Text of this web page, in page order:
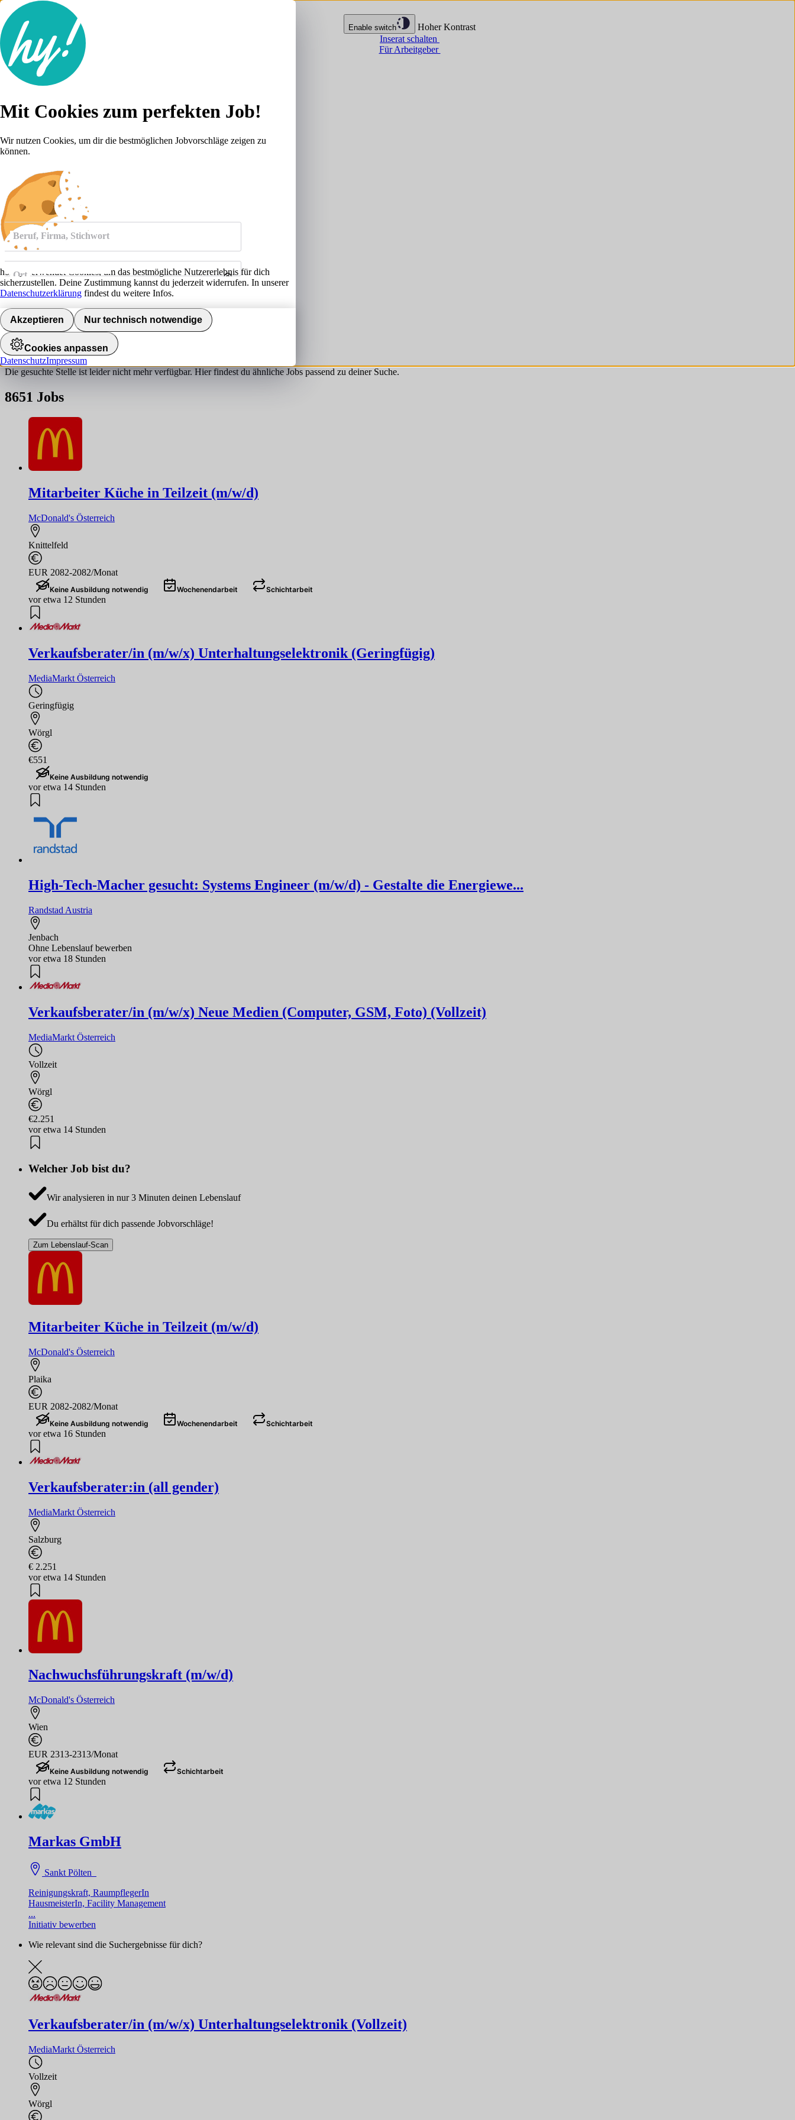
Enable switch
Hoher Kontrast
Inserat schalten
Für Arbeitgeber
Lebenslauf
Karriere-Tipps
Anmelden
Beruf, Firma, Stichwort
Ort
Umkreis
Jobs finden
Job nicht gefunden!
Die gesuchte Stelle ist leider nicht mehr verfügbar. Hier findest du ähnliche Jobs passend zu deiner Suche.
8651 Jobs
Mitarbeiter Küche in Teilzeit (m/w/d)
McDonald's Österreich
Knittelfeld
EUR 2082-2082/Monat
Keine Ausbildung notwendig Wochenendarbeit Schichtarbeit
vor etwa 12 Stunden
Verkaufsberater/in (m/w/x) Unterhaltungselektronik (Geringfügig)
MediaMarkt Österreich
Geringfügig
Wörgl
€551
Keine Ausbildung notwendig
vor etwa 14 Stunden
High-Tech-Macher gesucht: Systems Engineer (m/w/d) - Gestalte die Energiewe...
Randstad Austria
Jenbach
Ohne Lebenslauf bewerben
vor etwa 18 Stunden
Verkaufsberater/in (m/w/x) Neue Medien (Computer, GSM, Foto) (Vollzeit)
MediaMarkt Österreich
Vollzeit
Wörgl
€2.251
vor etwa 14 Stunden
Welcher Job bist du?
Wir analysieren in nur 3 Minuten deinen Lebenslauf
Du erhältst für dich passende Jobvorschläge!
Zum Lebenslauf-Scan
Mitarbeiter Küche in Teilzeit (m/w/d)
McDonald's Österreich
Plaika
EUR 2082-2082/Monat
Keine Ausbildung notwendig Wochenendarbeit Schichtarbeit
vor etwa 16 Stunden
Verkaufsberater:in (all gender)
MediaMarkt Österreich
Salzburg
€ 2.251
vor etwa 14 Stunden
Nachwuchsführungskraft (m/w/d)
McDonald's Österreich
Wien
EUR 2313-2313/Monat
Keine Ausbildung notwendig Schichtarbeit
vor etwa 12 Stunden
Markas GmbH
Sankt Pölten
Reinigungskraft, RaumpflegerIn
HausmeisterIn, Facility Management
...
Initiativ bewerben
Wie relevant sind die Suchergebnisse für dich?
Verkaufsberater/in (m/w/x) Unterhaltungselektronik (Vollzeit)
MediaMarkt Österreich
Vollzeit
Wörgl
Mit Cookies zum perfekten Job!
Wir nutzen Cookies, um dir die bestmöglichen Jobvorschläge zeigen zu
können.
hokify verwendet Cookies, um das bestmögliche Nutzererlebnis für dich
sicherzustellen. Deine Zustimmung kannst du jederzeit widerrufen. In unserer
Datenschutzerklärung findest du weitere Infos.
Akzeptieren Nur technisch notwendige
Cookies anpassen
DatenschutzImpressum